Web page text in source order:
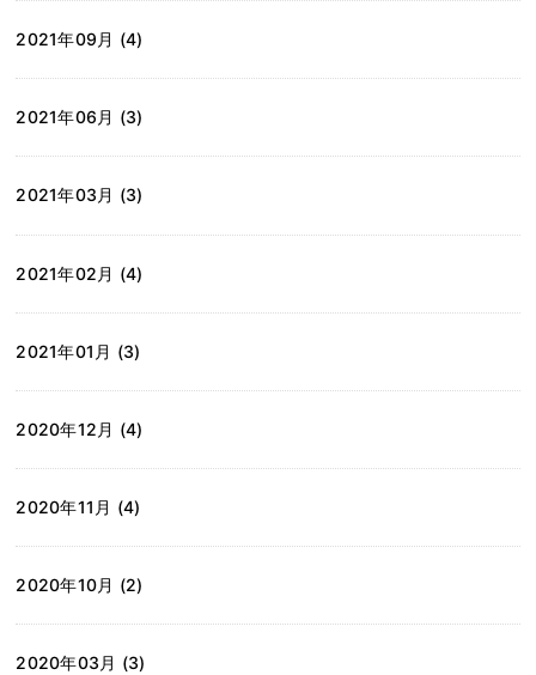
2021年09月 (4)
2021年06月 (3)
2021年03月 (3)
2021年02月 (4)
2021年01月 (3)
2020年12月 (4)
2020年11月 (4)
2020年10月 (2)
2020年03月 (3)